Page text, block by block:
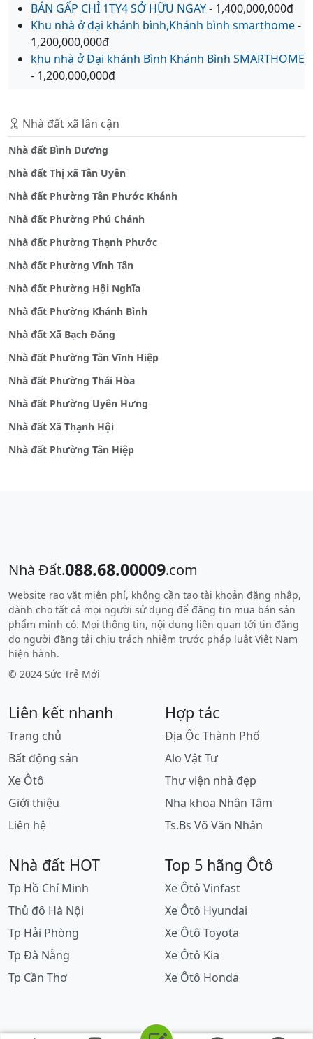
BÁN GẤP CHỈ 1TY4 SỞ HỮU NGAY- 1,400,000,000đ
Khu nhà ở đại khánh bình,Khánh bình smarthome-
1,200,000,000đ
khu nhà ở Đại khánh Bình Khánh Bình SMARTHOME
- 1,200,000,000đ
Nhà đất xã lân cận
Nhà đất Bình Dương
Nhà đất Thị xã Tân Uyên
Nhà đất Phường Tân Phước Khánh
Nhà đất Phường Phú Chánh
Nhà đất Phường Thạnh Phước
Nhà đất Phường Vĩnh Tân
Nhà đất Phường Hội Nghĩa
Nhà đất Phường Khánh Bình
Nhà đất Xã Bạch Đằng
Nhà đất Phường Tân Vĩnh Hiệp
Nhà đất Phường Thái Hòa
Nhà đất Phường Uyên Hưng
Nhà đất Xã Thạnh Hội
Nhà đất Phường Tân Hiệp
Nhà Đất.088.68.00009.com
Website rao vặt miễn phí, không cần tạo tài khoản đăng nhập,
dành cho tất cả mọi người sử dụng để đăng tin mua bán sản
phẩm mình có. Mọi thông tin, nội dung liên quan tới tin đăng
do người đăng tải chịu trách nhiệm trước pháp luật Việt Nam
hiện hành.
© 2024 Sức Trẻ Mới
Liên kết nhanh
Trang chủ
Bất động sản
Xe Ôtô
Giới thiệu
Liên hệ
Hợp tác
Địa Ốc Thành Phố
Alo Vật Tư
Thư viện nhà đẹp
Nha khoa Nhân Tâm
Ts.Bs Võ Văn Nhân
Nhà đất HOT
Tp Hồ Chí Minh
Thủ đô Hà Nội
Tp Hải Phòng
Tp Đà Nẵng
Tp Cần Thơ
Top 5 hãng Ôtô
Xe Ôtô Vinfast
Xe Ôtô Hyundai
Xe Ôtô Toyota
Xe Ôtô Kia
Xe Ôtô Honda